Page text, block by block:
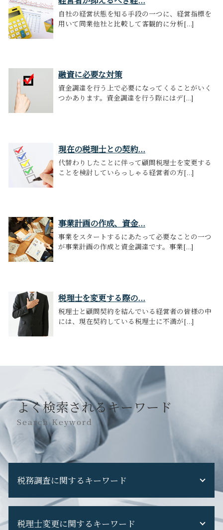
自社の経営状態を知る手段の一つに、経営指標を
用いて同業他社と比較して客観的に分析[...]
融資に必要な対策
資金調達を行う上で必要になってくることがいく
つかあります。資金調達を行う際にはデ[...]
現在の税理士との契約...
代替わりしたことに伴って顧問税理士を変更する
ことを検討していらっしゃる経営者の方[...]
事業計画の作成、資金...
事業をスタートするにあたって必要なことの一つ
が事業計画の作成と資金調達です。事業[...]
税理士を変更する際の...
税理士と顧問契約を結んでいる経営者の皆様の中
には、現在契約している税理士に不満が[...]
よく検索されるキーワード
Search Keyword
税務調査に関するキーワード
税務調査 フリーランス
税理士変更に関するキーワード